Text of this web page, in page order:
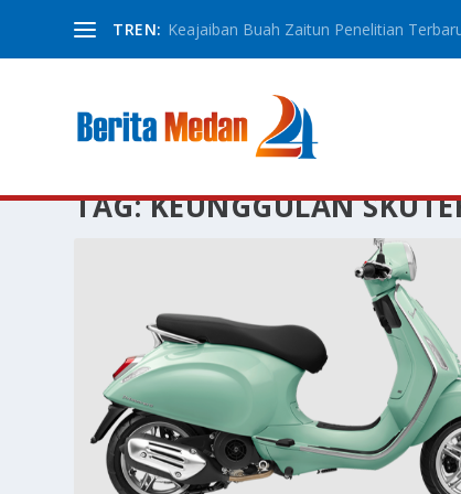
TREN: Keajaiban Buah Zaitun Penelitian
TAG:KEUNGGULAN